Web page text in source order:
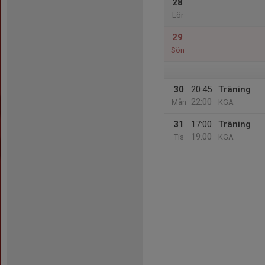
28
Lör
29
Sön
30
Mån
20:45
22:00
Träning
KGA
31
Tis
17:00
19:00
Träning
KGA